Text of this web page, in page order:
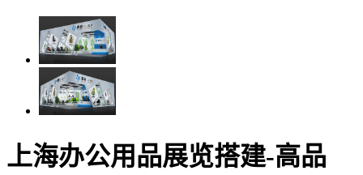
上海办公用品展览搭建-高品